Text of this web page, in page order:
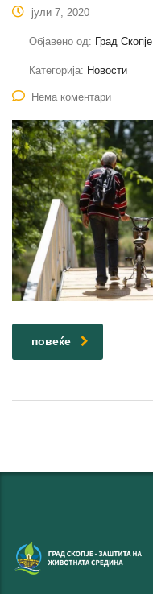
јули 7, 2020
Објавено од: Град Скопје
Категорија: Новости
Нема коментари
повеќе